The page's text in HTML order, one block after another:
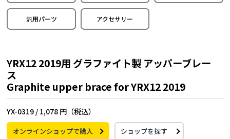
汎用パーツ アクセサリー
YRX12 2019用 グラファイト製 アッパーブレー
ス
Graphite upper brace for YRX12 2019
YX-0319 / 1,078 円（税込）
オンラインショップで購入 ショップを探す